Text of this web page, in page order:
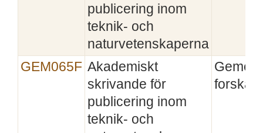
publicering inom
teknik- och
naturvetenskaperna
GEM065F Akademiskt
skrivande för
publicering inom
teknik- och